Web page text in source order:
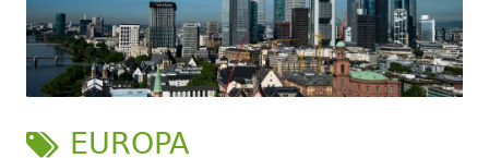
SCHLAGWORT:
EUROPA